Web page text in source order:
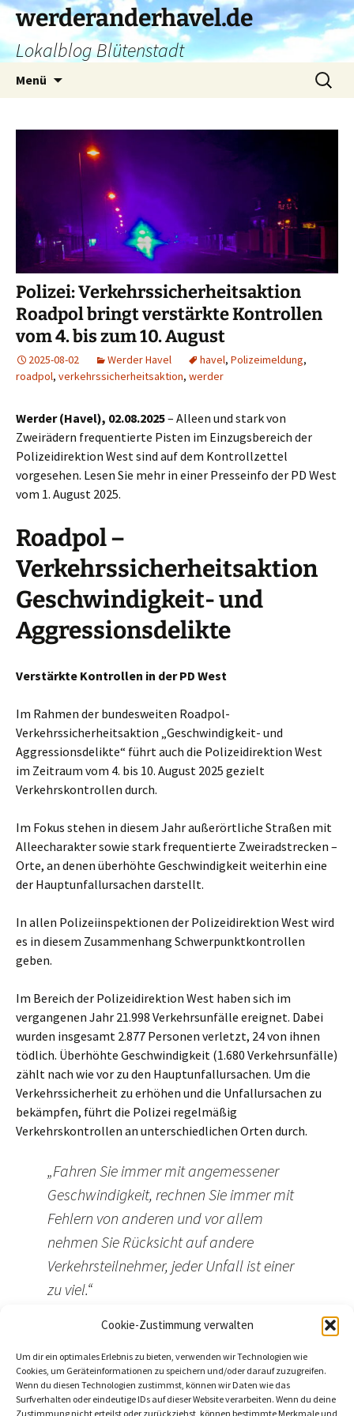
Cookie-Zustimmung verwalten
Um dir ein optimales Erlebnis zu bieten, verwenden wir Technologien wie
Cookies, um Geräteinformationen zu speichern und/oder darauf zuzugreifen.
Wenn du diesen Technologien zustimmst, können wir Daten wie das
Surfverhalten oder eindeutige IDs auf dieser Website verarbeiten. Wenn du deine
Zustimmung nicht erteilst oder zurückziehst, können bestimmte Merkmale und
Zum
Inhalt
springen
werderanderhavel.de
Lokalblog Blütenstadt
Menü
Suchen
nach:
Polizei: Verkehrssicherheitsaktion
Roadpol bringt verstärkte Kontrollen
vom 4. bis zum 10. August
2025-08-02 Werder Havel havel, Polizeimeldung,
roadpol, verkehrssicherheitsaktion, werder
Werder (Havel), 02.08.2025– Alleen und stark von
Zweirädern frequentierte Pisten im Einzugsbereich der
Polizeidirektion West sind auf dem Kontrollzettel
vorgesehen. Lesen Sie mehr in einer Presseinfo der PD West
vom 1. August 2025.
Roadpol –
Verkehrssicherheitsaktion
Geschwindigkeit- und
Aggressionsdelikte
Verstärkte Kontrollen in der PD West
Im Rahmen der bundesweiten Roadpol-
Verkehrssicherheitsaktion „Geschwindigkeit- und
Aggressionsdelikte“ führt auch die Polizeidirektion West
im Zeitraum vom 4. bis 10. August 2025 gezielt
Verkehrskontrollen durch.
Im Fokus stehen in diesem Jahr außerörtliche Straßen mit
Alleecharakter sowie stark frequentierte Zweiradstrecken –
Orte, an denen überhöhte Geschwindigkeit weiterhin eine
der Hauptunfallursachen darstellt.
In allen Polizeiinspektionen der Polizeidirektion West wird
es in diesem Zusammenhang Schwerpunktkontrollen
geben.
Im Bereich der Polizeidirektion West haben sich im
vergangenen Jahr 21.998 Verkehrsunfälle ereignet. Dabei
wurden insgesamt 2.877 Personen verletzt, 24 von ihnen
tödlich. Überhöhte Geschwindigkeit (1.680 Verkehrsunfälle)
zählt nach wie vor zu den Hauptunfallursachen. Um die
Verkehrssicherheit zu erhöhen und die Unfallursachen zu
bekämpfen, führt die Polizei regelmäßig
Verkehrskontrollen an unterschiedlichen Orten durch.
„Fahren Sie immer mit angemessener
Geschwindigkeit, rechnen Sie immer mit
Fehlern von anderen und vor allem
nehmen Sie Rücksicht auf andere
Verkehrsteilnehmer, jeder Unfall ist einer
zu viel.“
Kerstin Schröder, Pressestelle PD West
Beitragszähler (seit 02/03/2026, ohne Bots, Inkognito-Leser und
Cookie-Ablehner):8